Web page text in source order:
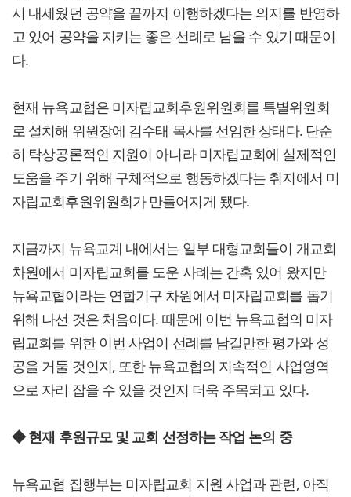
시 내세웠던 공약을 끝까지 이행하겠다는 의지를 반영하
고 있어 공약을 지키는 좋은 선례로 남을 수 있기 때문이
다.
현재 뉴욕교협은 미자립교회후원위원회를 특별위원회
로 설치해 위원장에 김수태 목사를 선임한 상태다. 단순
히 탁상공론적인 지원이 아니라 미자립교회에 실제적인
도움을 주기 위해 구체적으로 행동하겠다는 취지에서 미
자립교회후원위원회가 만들어지게 됐다.
지금까지 뉴욕교계 내에서는 일부 대형교회들이 개교회
차원에서 미자립교회를 도운 사례는 간혹 있어 왔지만
뉴욕교협이라는 연합기구 차원에서 미자립교회를 돕기
위해 나선 것은 처음이다. 때문에 이번 뉴욕교협의 미자
립교회를 위한 이번 사업이 선례를 남길만한 평가와 성
공을 거둘 것인지, 또한 뉴욕교협의 지속적인 사업영역
으로 자리 잡을 수 있을 것인지 더욱 주목되고 있다.
◆현재 후원규모 및 교회 선정하는 작업 논의 중
뉴욕교협 집행부는 미자립교회 지원 사업과 관련, 아직